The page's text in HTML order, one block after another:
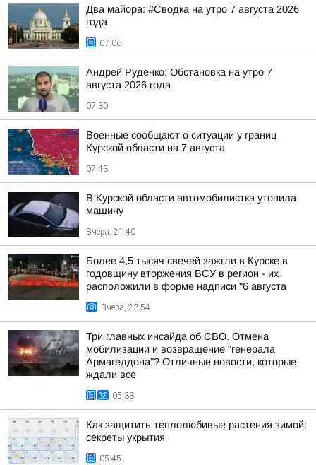
Два майора: #Сводка на утро 7 августа 2026
года
07:06
Андрей Руденко: Обстановка на утро 7
августа 2026 года
07:30
Военные сообщают о ситуации у границ
Курской области на 7 августа
07:43
В Курской области автомобилистка утопила
машину
Вчера, 21:40
Более 4,5 тысяч свечей зажгли в Курске в
годовщину вторжения ВСУ в регион - их
расположили в форме надписи "6 августа
Вчера, 23:54
Три главных инсайда об СВО. Отмена
мобилизации и возвращение "генерала
Армагеддона"? Отличные новости, которые
ждали все
05:33
Как защитить теплолюбивые растения зимой:
секреты укрытия
05:45